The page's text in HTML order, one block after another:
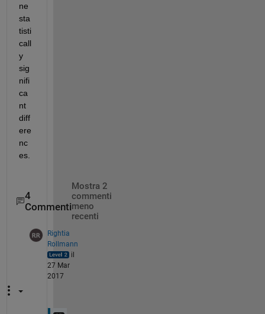
ne
sta
tisti
call
y
sig
nifi
ca
nt
diff
ere
nc
es.
4
Commenti
Mostra 2
commenti
meno
recenti
Rightia
Rollmann
il
27 Mar
2017